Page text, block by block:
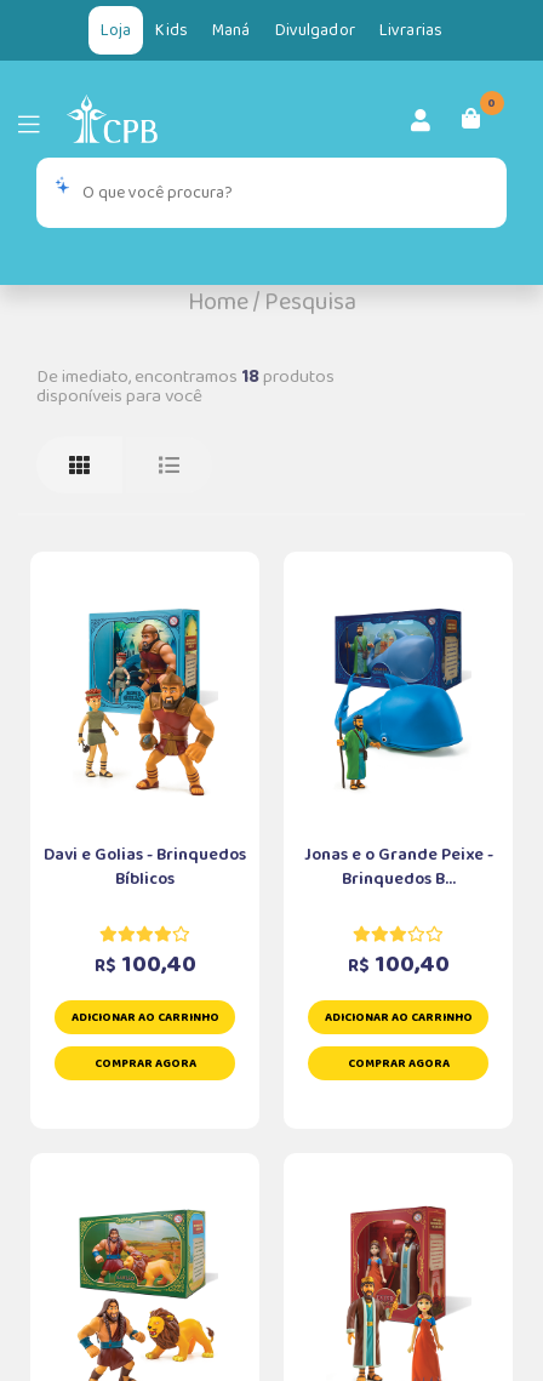
Loja Kids Maná Divulgador Livrarias
0
Home/Pesquisa
De imediato, encontramos 18produtos
disponíveis para você
Davi e Golias - Brinquedos
Bíblicos
R$ 100,40
ADICIONAR AO CARRINHO
COMPRAR AGORA
Jonas e o Grande Peixe -
Brinquedos B...
R$ 100,40
ADICIONAR AO CARRINHO
COMPRAR AGORA